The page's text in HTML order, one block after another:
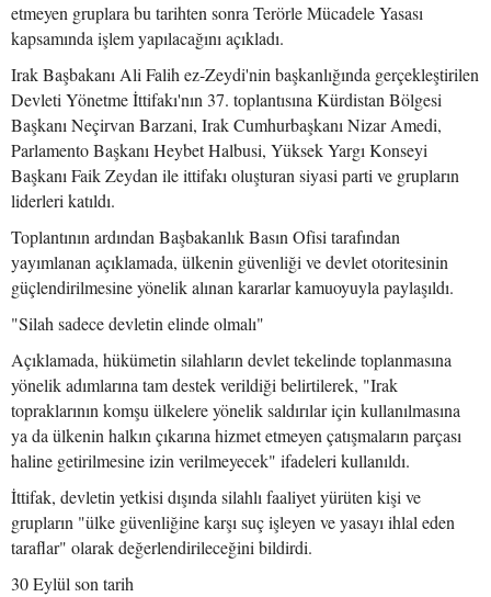
etmeyen gruplara bu tarihten sonra Terörle Mücadele Yasası
kapsamında işlem yapılacağını açıkladı.
Irak Başbakanı Ali Falih ez-Zeydi'nin başkanlığında gerçekleştirilen
Devleti Yönetme İttifakı'nın 37. toplantısına Kürdistan Bölgesi
Başkanı Neçirvan Barzani, Irak Cumhurbaşkanı Nizar Amedi,
Parlamento Başkanı Heybet Halbusi, Yüksek Yargı Konseyi
Başkanı Faik Zeydan ile ittifakı oluşturan siyasi parti ve grupların
liderleri katıldı.
Toplantının ardından Başbakanlık Basın Ofisi tarafından
yayımlanan açıklamada, ülkenin güvenliği ve devlet otoritesinin
güçlendirilmesine yönelik alınan kararlar kamuoyuyla paylaşıldı.
"Silah sadece devletin elinde olmalı"
Açıklamada, hükümetin silahların devlet tekelinde toplanmasına
yönelik adımlarına tam destek verildiği belirtilerek, "Irak
topraklarının komşu ülkelere yönelik saldırılar için kullanılmasına
ya da ülkenin halkın çıkarına hizmet etmeyen çatışmaların parçası
haline getirilmesine izin verilmeyecek" ifadeleri kullanıldı.
İttifak, devletin yetkisi dışında silahlı faaliyet yürüten kişi ve
grupların "ülke güvenliğine karşı suç işleyen ve yasayı ihlal eden
taraflar" olarak değerlendirileceğini bildirdi.
30 Eylül son tarih